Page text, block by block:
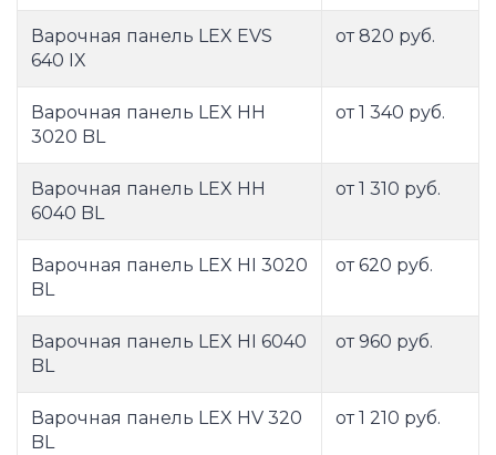
Варочная панель LEX EVS
640 IX
от 820 руб.
Варочная панель LEX HH
3020 BL
от 1 340 руб.
Варочная панель LEX HH
6040 BL
от 1 310 руб.
Варочная панель LEX HI 3020
BL
от 620 руб.
Варочная панель LEX HI 6040
BL
от 960 руб.
Варочная панель LEX HV 320
BL
от 1 210 руб.